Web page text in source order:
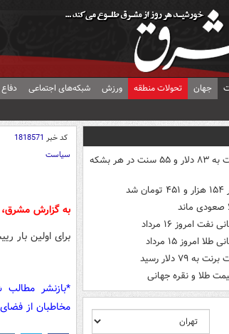
جهان تحولات منطقه ورزش شبکه‌های اجتماعی
قیمت نفت به ۸۳ دلار و ۵۵ سنت در هر بشکه
صعودی ماند
امروز ۱۶ مرداد
امروز ۱۵ مرداد
۷۹ دلار رسید
طلا و نقره جهانی
کد خبر 1818571
سیاست
به گزارش مشرق،
برای اولین بار
*بازنشر
مخاطبان از